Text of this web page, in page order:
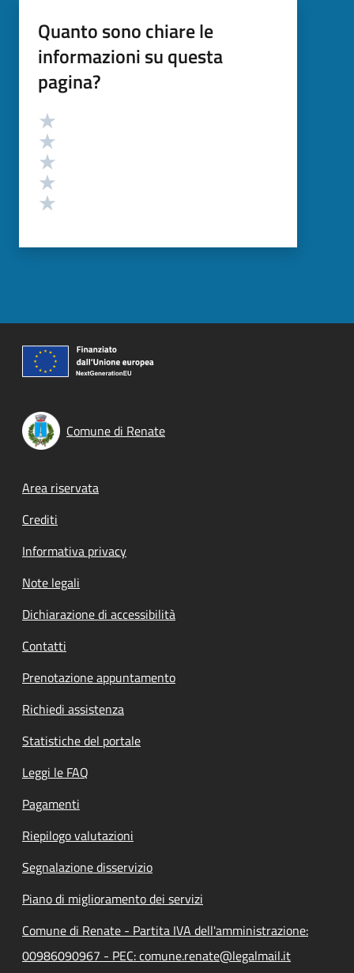
Quanto sono chiare le
informazioni su questa
pagina?
Valutazione
Comune di Renate
Footer menu
Area riservata
Crediti
Informativa privacy
Note legali
Dichiarazione di accessibilità
Contatti
Prenotazione appuntamento
Richiedi assistenza
Statistiche del portale
Leggi le FAQ
Pagamenti
Riepilogo valutazioni
Segnalazione disservizio
Piano di miglioramento dei servizi
Comune di Renate - Partita IVA dell'amministrazione:
00986090967 - PEC: comune.renate@legalmail.it